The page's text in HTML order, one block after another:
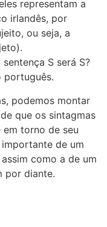
representam a
irlandês, por
ou seja, a
S será S?
português.
podemos montar
que os sintagmas
torno de seu
de um
como a de um
por diante.